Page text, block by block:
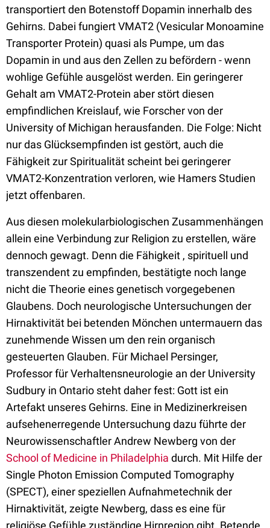
transportiert den Botenstoff Dopamin innerhalb des
Gehirns. Dabei fungiert VMAT2 (Vesicular Monoamine
Transporter Protein) quasi als Pumpe, um das
Dopamin in und aus den Zellen zu befördern - wenn
wohlige Gefühle ausgelöst werden. Ein geringerer
Gehalt am VMAT2-Protein aber stört diesen
empfindlichen Kreislauf, wie Forscher von der
University of Michigan herausfanden. Die Folge: Nicht
nur das Glücksempfinden ist gestört, auch die
Fähigkeit zur Spiritualität scheint bei geringerer
VMAT2-Konzentration verloren, wie Hamers Studien
jetzt offenbaren.
Aus diesen molekularbiologischen Zusammenhängen
allein eine Verbindung zur Religion zu erstellen, wäre
dennoch gewagt. Denn die Fähigkeit , spirituell und
transzendent zu empfinden, bestätigte noch lange
nicht die Theorie eines genetisch vorgegebenen
Glaubens. Doch neurologische Untersuchungen der
Hirnaktivität bei betenden Mönchen untermauern das
zunehmende Wissen um den rein organisch
gesteuerten Glauben. Für Michael Persinger,
Professor für Verhaltensneurologie an der University
Sudbury in Ontario steht daher fest: Gott ist ein
Artefakt unseres Gehirns. Eine in Medizinerkreisen
aufsehenerregende Untersuchung dazu führte der
Neurowissenschaftler Andrew Newberg von der
School of Medicine in Philadelphia durch. Mit Hilfe der
Single Photon Emission Computed Tomography
(SPECT), einer speziellen Aufnahmetechnik der
Hirnaktivität, zeigte Newberg, dass es eine für
religiöse Gefühle zuständige Hirnregion gibt. Betende